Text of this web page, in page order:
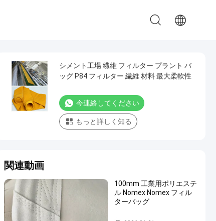
シメント工場 繊維 フィルター プラント バ
ッグ P84 フィルター 繊維 材料 最大柔軟性
今連絡してください
もっと詳しく知る
関連動画
100mm 工業用ポリエステ
ル Nomex Nomex フィル
ターバッグ